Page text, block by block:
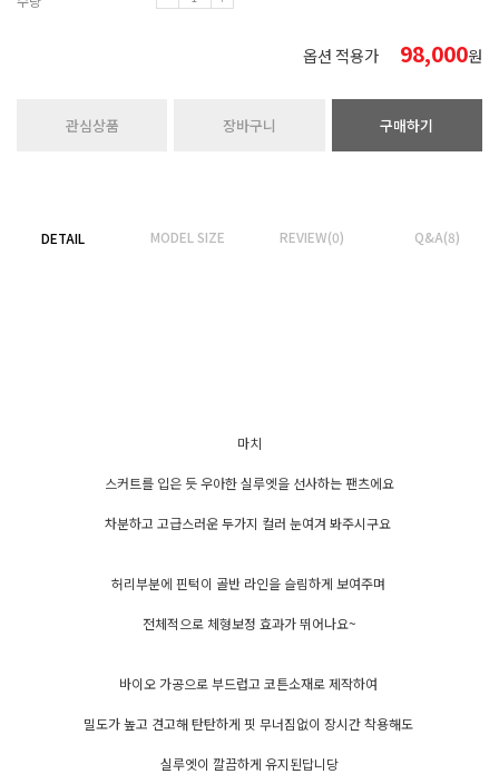
옵션 적용가 98,000원
관심상품 장바구니 구매하기
DETAIL MODEL SIZE REVIEW(0) Q&A(8)
마치
스커트를 입은 듯 우아한 실루엣을 선사하는 팬츠에요
차분하고 고급스러운 두가지 컬러 눈여겨 봐주시구요
허리부분에 핀턱이 골반 라인을 슬림하게 보여주며
전체적으로 체형보정 효과가 뛰어나요~
바이오 가공으로 부드럽고 코튼소재로 제작하여
밀도가 높고 견고해 탄탄하게 핏 무너짐없이 장시간 착용해도
실루엣이 깔끔하게 유지된답니당